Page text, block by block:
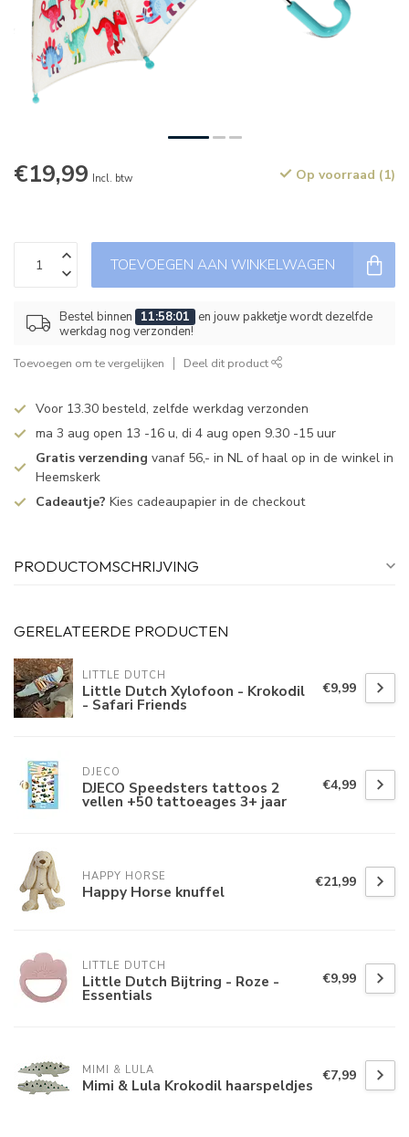
€19,99 Incl. btw Op voorraad (1)
TOEVOEGEN AAN WINKELWAGEN
Bestel binnen 11:58:01
en jouw pakketje wordt dezelfde
werkdag nog verzonden!
Toevoegen om te vergelijken Deel dit product
Voor 13.30 besteld, zelfde werkdag verzonden
ma 3 aug open 13 -16 u, di 4 aug open 9.30 -15 uur
Gratis verzending vanaf 56,- in NL of haal op in de winkel in
Heemskerk
Cadeautje? Kies cadeaupapier in de checkout
PRODUCTOMSCHRIJVING
GERELATEERDE PRODUCTEN
LITTLE DUTCH
Little Dutch Xylofoon - Krokodil
- Safari Friends
€9,99
DJECO
DJECO Speedsters tattoos 2
vellen +50 tattoeages 3+ jaar
€4,99
HAPPY HORSE
Happy Horse knuffel €21,99
LITTLE DUTCH
Little Dutch Bijtring - Roze -
Essentials
€9,99
MIMI & LULA
Mimi & Lula Krokodil haarspeldjes €7,99